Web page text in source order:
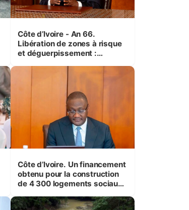
Côte d’Ivoire - An 66.
Libération de zones à risque
et déguerpissement :
respect de l'Etat de droit pour
préserver les vies humaines
Côte d’Ivoire. Un financement
obtenu pour la construction
de 4 300 logements sociaux
Bouaké et Yamoussoukro